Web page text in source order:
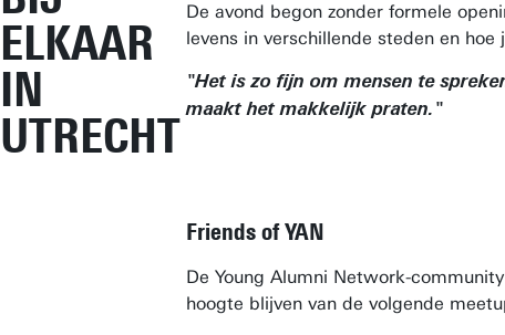
ELKAAR
IN
UTRECHT
De avond begon zonder formele
levens in verschillende steden en
"Het is zo fijn om mensen te
maakt het makkelijk praten."
Friends of YAN
De Young Alumni Network-
hoogte blijven van de volgende